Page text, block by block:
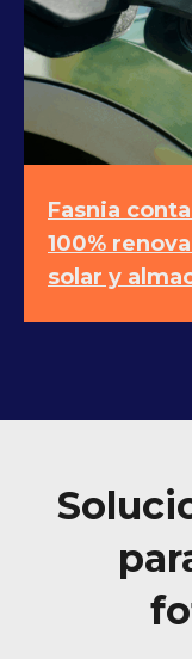
Fasnia
100%
solar y